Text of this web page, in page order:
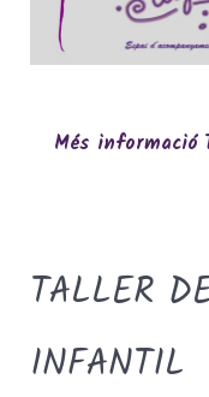
Més informació
TALLER
INFANTIL